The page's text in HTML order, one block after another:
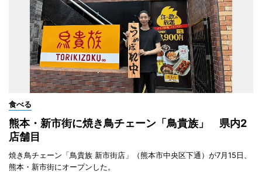
食べる
熊本・新市街に焼き鳥チェーン「鳥貴族」 県内2
店舗目
焼き鳥チェーン「鳥貴族 新市街店」（熊本市中央区下通）が7月15日、
熊本・新市街にオープンした。